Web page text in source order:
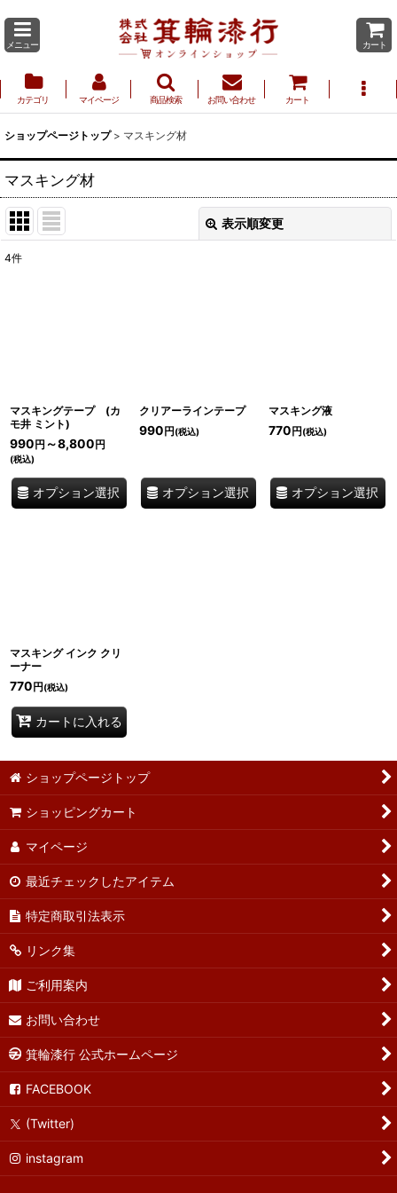
メニュー カート
カテゴリ マイページ 商品検索 お問い合わせ カート
ショップページトップ > マスキング材
マスキング材
表示順変更
4件
マスキングテープ (カ
モ井 ミント)
990円 ～8,800円
(税込)
オプション選択
クリアーラインテープ
990円(税込)
オプション選択
マスキング液
770円(税込)
オプション選択
マスキング インク クリ
ーナー
770円(税込)
カートに入れる
ショップページトップ
ショッピングカート
マイページ
最近チェックしたアイテム
特定商取引法表示
リンク集
ご利用案内
お問い合わせ
箕輪漆行 公式ホームページ
FACEBOOK
(Twitter)
instagram